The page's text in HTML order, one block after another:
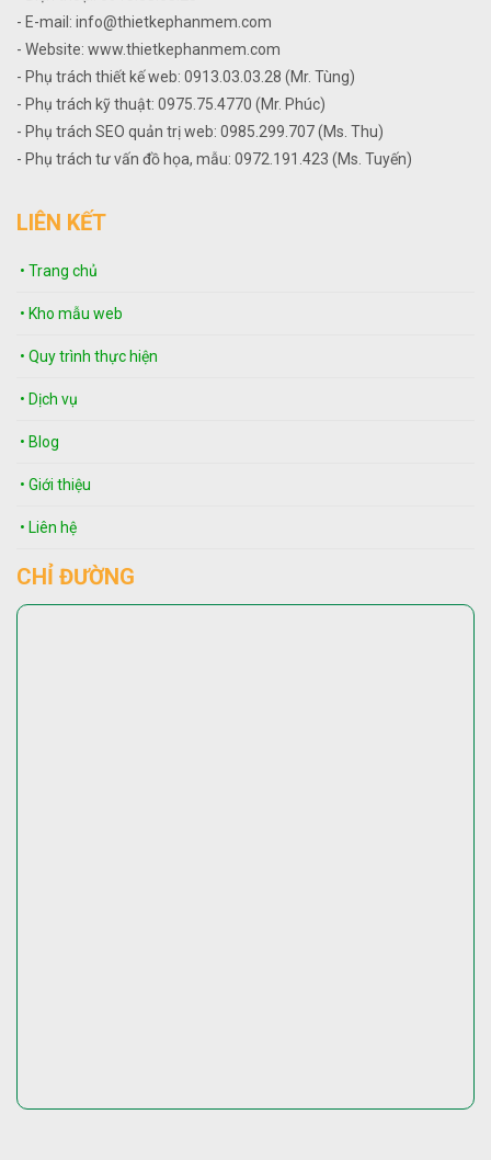
- E-mail: info@thietkephanmem.com
- Website: www.thietkephanmem.com
- Phụ trách thiết kế web: 0913.03.03.28 (Mr. Tùng)
- Phụ trách kỹ thuật: 0975.75.4770 (Mr. Phúc)
- Phụ trách SEO quản trị web: 0985.299.707 (Ms. Thu)
- Phụ trách tư vấn đồ họa, mẫu: 0972.191.423 (Ms. Tuyến)
LIÊN KẾT
• Trang chủ
• Kho mẫu web
• Quy trình thực hiện
• Dịch vụ
• Blog
• Giới thiệu
• Liên hệ
CHỈ ĐƯỜNG